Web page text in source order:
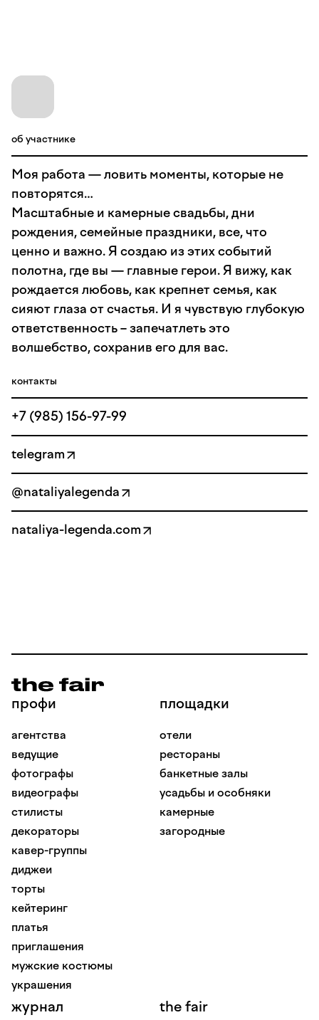
об участнике
Моя работа — ловить моменты, которые не
повторятся…
Масштабные и камерные свадьбы, дни
рождения, семейные праздники, все, что
ценно и важно. Я создаю из этих событий
полотна, где вы — главные герои. Я вижу, как
рождается любовь, как крепнет семья, как
сияют глаза от счастья. И я чувствую глубокую
ответственность – запечатлеть это
волшебство, сохранив его для вас.
контакты
+7 (985) 156-97-99
telegram
@nataliyalegenda
nataliya-legenda.com
профи
агентства
ведущие
фотографы
видеографы
стилисты
декораторы
кавер-группы
диджеи
торты
кейтеринг
платья
приглашения
мужские костюмы
украшения
площадки
отели
рестораны
банкетные залы
усадьбы и особняки
камерные
загородные
журнал the fair